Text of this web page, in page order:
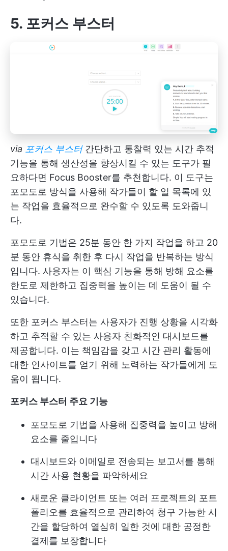
5. 포커스 부스터
via 포커스 부스터간단하고 통찰력 있는 시간 추적
기능을 통해 생산성을 향상시킬 수 있는 도구가 필
요하다면 Focus Booster를 추천합니다. 이 도구는
포모도로 방식을 사용해 작가들이 할 일 목록에 있
는 작업을 효율적으로 완수할 수 있도록 도와줍니
다.
포모도로 기법은 25분 동안 한 가지 작업을 하고 20
분 동안 휴식을 취한 후 다시 작업을 반복하는 방식
입니다. 사용자는 이 핵심 기능을 통해 방해 요소를
한도로 제한하고 집중력을 높이는 데 도움이 될 수
있습니다.
또한 포커스 부스터는 사용자가 진행 상황을 시각화
하고 추적할 수 있는 사용자 친화적인 대시보드를
제공합니다. 이는 책임감을 갖고 시간 관리 활동에
대한 인사이트를 얻기 위해 노력하는 작가들에게 도
움이 됩니다.
포커스 부스터 주요 기능
포모도로 기법을 사용해 집중력을 높이고 방해
요소를 줄입니다
대시보드와 이메일로 전송되는 보고서를 통해
시간 사용 현황을 파악하세요
새로운 클라이언트 또는 여러 프로젝트의 포트
폴리오를 효율적으로 관리하여 청구 가능한 시
간을 할당하여 열심히 일한 것에 대한 공정한
결제를 보장합니다